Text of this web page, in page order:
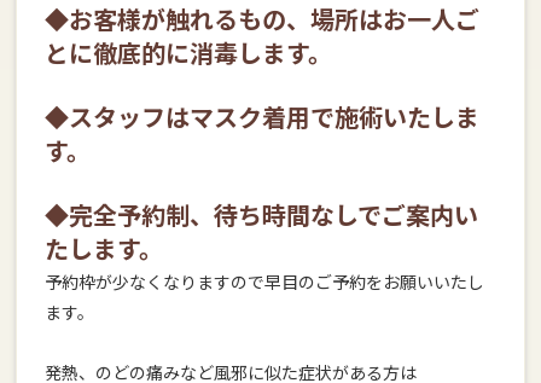
◆お客様が触れるもの、場所はお一人ご
とに徹底的に消毒します。
◆スタッフはマスク着用で施術いたしま
す。
◆完全予約制、待ち時間なしでご案内い
たします。
予約枠が少なくなりますので早目のご予約をお願いいたし
ます。
発熱、のどの痛みなど風邪に似た症状がある方は